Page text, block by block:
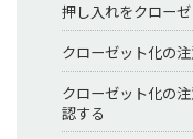
押し入れをクロー
クローゼット化の
クローゼット化の
認する